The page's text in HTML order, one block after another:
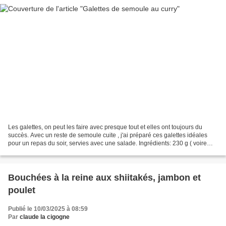
Les galettes, on peut les faire avec presque tout et elles ont toujours du
succès. Avec un reste de semoule cuite , j'ai préparé ces galettes idéales
pour un repas du soir, servies avec une salade. Ingrédients: 230 g ( voire
Bouchées à la reine aux shiitakés, jambon et
poulet
Publié le 10/03/2025 à 08:59
Par claude la cigogne